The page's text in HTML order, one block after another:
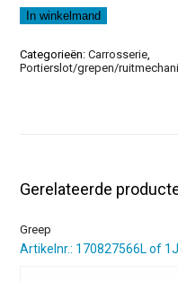
€65,00.€45,50.
Sierlijst
aantal
In winkelmand
Categorieën:Carrosserie,
Portierslot/grepen/
Gerelateerde
Greep
Artikelnr.: 170827566L of